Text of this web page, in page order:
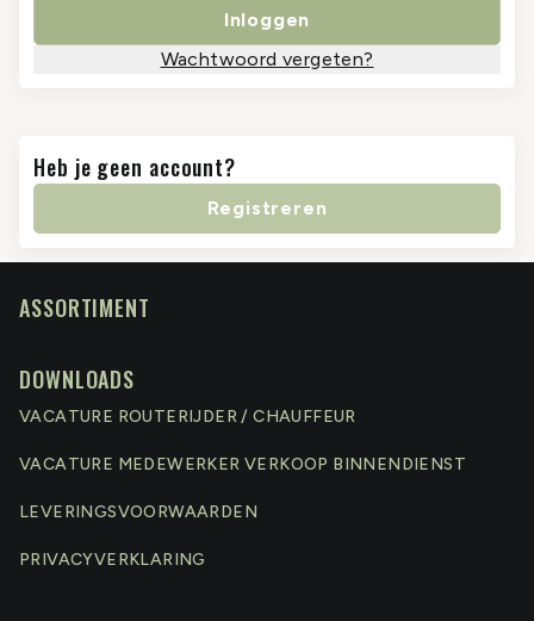
Wachtwoord vergeten?
Inloggen
Heb je geen account?
Registreren
ASSORTIMENT
DOWNLOADS
VACATURE ROUTERIJDER / CHAUFFEUR
VACATURE MEDEWERKER VERKOOP BINNENDIENST
LEVERINGSVOORWAARDEN
PRIVACYVERKLARING